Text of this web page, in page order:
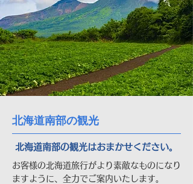
北海道南部の観光
北海道南部の観光はおまかせください。
お客様の北海道旅行がより素敵なものになり
ますように、全力でご案内いたします。